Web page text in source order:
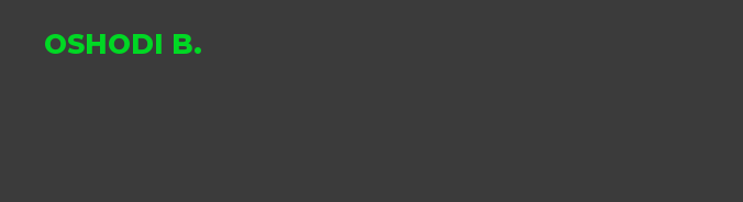
OSHODI B.